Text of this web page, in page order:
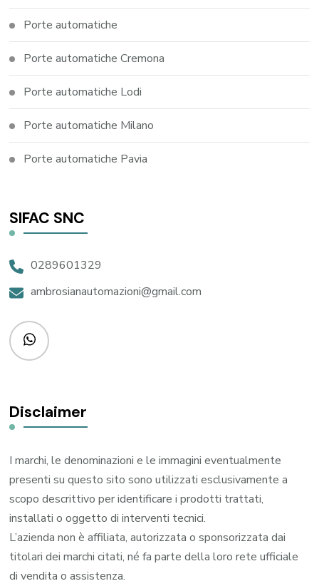
Porte automatiche
Porte automatiche Cremona
Porte automatiche Lodi
Porte automatiche Milano
Porte automatiche Pavia
SIFAC SNC
0289601329
ambrosianautomazioni@gmail.com
Disclaimer
I marchi, le denominazioni e le immagini eventualmente
presenti su questo sito sono utilizzati esclusivamente a
scopo descrittivo per identificare i prodotti trattati,
installati o oggetto di interventi tecnici.
L’azienda non è affiliata, autorizzata o sponsorizzata dai
titolari dei marchi citati, né fa parte della loro rete ufficiale
di vendita o assistenza.